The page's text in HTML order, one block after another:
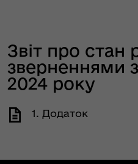
Звіт про стан
зверненнями
2024 року
1. Додаток